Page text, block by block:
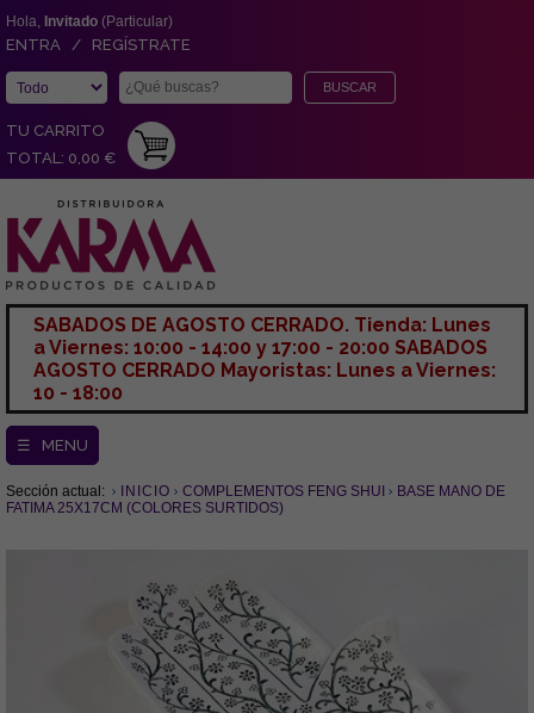
Hola, Invitado (Particular)
ENTRA / REGÍSTRATE
TU CARRITO
TOTAL: 0,00 €
SABADOS DE AGOSTO CERRADO. Tienda: Lunes
a Viernes: 10:00 - 14:00 y 17:00 - 20:00 SABADOS
AGOSTO CERRADO Mayoristas: Lunes a Viernes:
10 - 18:00
☰ MENU
Sección actual: INICIO COMPLEMENTOS FENG SHUI
BASE MANO DE
FATIMA 25X17CM (COLORES SURTIDOS)